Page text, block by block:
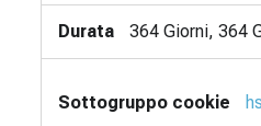
364 Giorni, 364